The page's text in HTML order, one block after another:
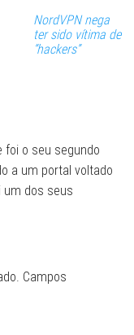
NordVPN nega
ter sido vítima de
“hackers”
foi o seu segundo
a um portal voltado
um dos seus
Campos